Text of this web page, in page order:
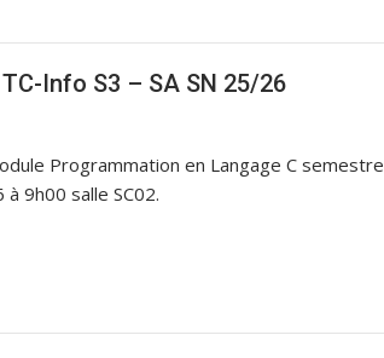
Info S3 – SA SN 25/26
Programmation en Langage C semestre
9h00 salle SC02.